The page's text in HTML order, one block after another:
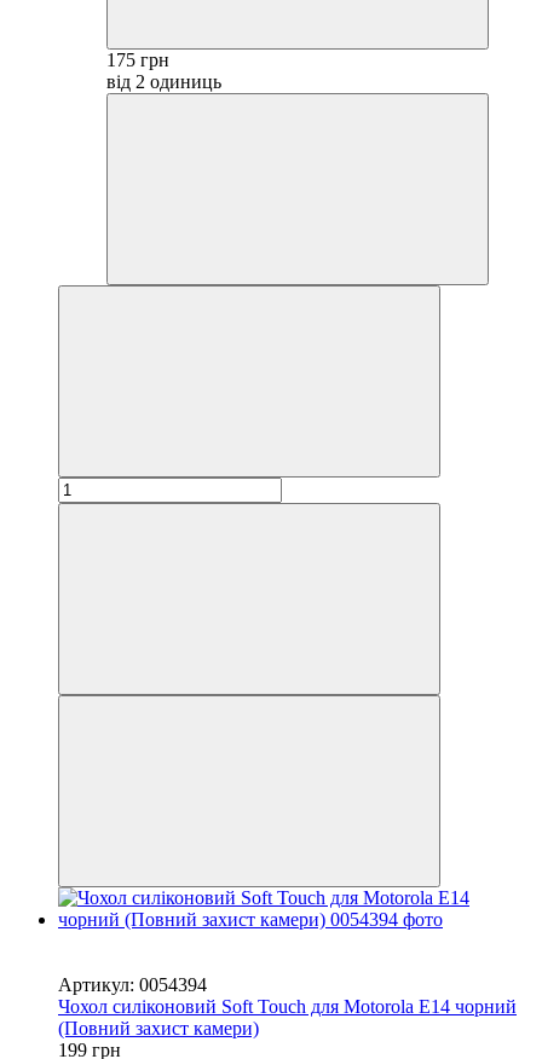
175 грн
від 2 одиниць
Артикул: 0054394
Чохол силіконовий Soft Touch для Motorola E14 чорний
(Повний захист камери)
199 грн